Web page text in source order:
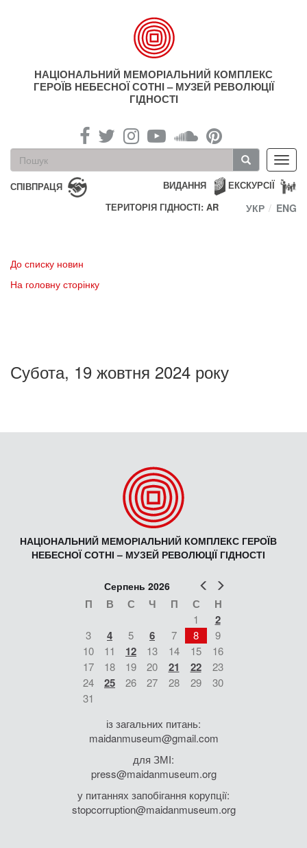
НАЦІОНАЛЬНИЙ МЕМОРІАЛЬНИЙ КОМПЛЕКС
ГЕРОЇВ НЕБЕСНОЇ СОТНІ – МУЗЕЙ РЕВОЛЮЦІЇ
ГІДНОСТІ
Пошукова
форма
Пошук
СПІВПРАЦЯ ЕКСКУРСІЇ
ВИДАННЯ
ТЕРИТОРІЯ ГІДНОСТІ: AR
УКР ENG
До списку новин
На головну сторінку
Субота, 19 жовтня 2024 року
НАЦІОНАЛЬНИЙ МЕМОРІАЛЬНИЙ КОМПЛЕКС ГЕРОЇВ
НЕБЕСНОЇ СОТНІ – МУЗЕЙ РЕВОЛЮЦІЇ ГІДНОСТІ
Попер
Серпень 2026
П В С Ч П С Н
1 2
3 4 5 6 7 8
9
10
11 12 13 14 15
16
17
18 19 20 21 22
23
24
25 26 27 28 29
30
31
із загальних питань:
maidanmuseum@gmail.com
для ЗМІ:
press@maidanmuseum.org
у питаннях запобігання корупції:
stopcorruption@maidanmuseum.org